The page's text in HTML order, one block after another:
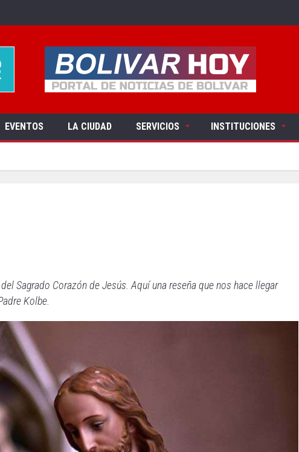
EVENTOS LA CIUDAD SERVICIOS INSTITUCIONES
Sagrado Corazón de Jesús. Aquí una reseña que nos hace llegar
Kolbe.